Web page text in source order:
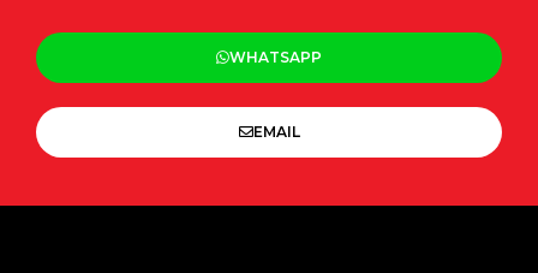
WHATSAPP
EMAIL